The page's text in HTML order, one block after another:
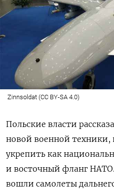
Zinnsoldat (CC BY-SA 4.0)
Польские власти
новой военной
укрепить как
и восточный фланг
вошли самолеты